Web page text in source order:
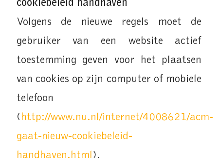
cookiebeleid handhaven
Volgens de nieuwe regels moet de
gebruiker van een website actief
toestemming geven voor het plaatsen
van cookies op zijn computer of mobiele
telefoon
(http://www.nu.nl/internet/4008621/acm-
gaat-nieuw-cookiebeleid-
handhaven.html).